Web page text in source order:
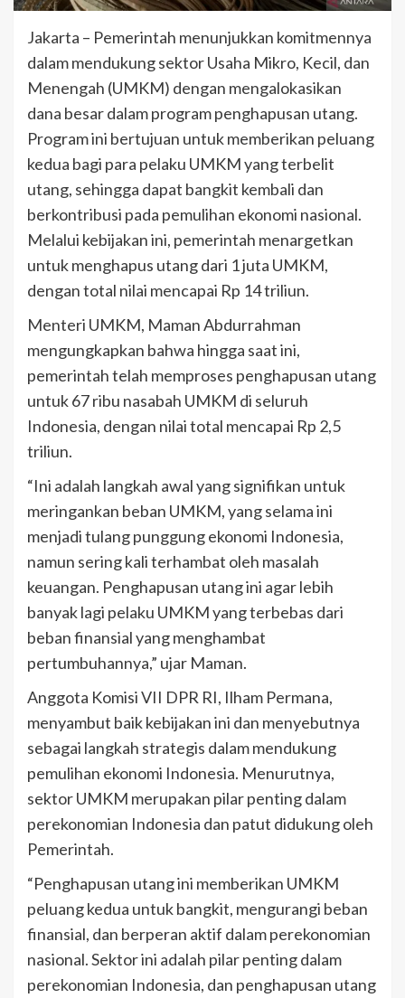
Jakarta – Pemerintah menunjukkan komitmennya
dalam mendukung sektor Usaha Mikro, Kecil, dan
Menengah (UMKM) dengan mengalokasikan
dana besar dalam program penghapusan utang.
Program ini bertujuan untuk memberikan peluang
kedua bagi para pelaku UMKM yang terbelit
utang, sehingga dapat bangkit kembali dan
berkontribusi pada pemulihan ekonomi nasional.
Melalui kebijakan ini, pemerintah menargetkan
untuk menghapus utang dari 1 juta UMKM,
dengan total nilai mencapai Rp 14 triliun.
Menteri UMKM, Maman Abdurrahman
mengungkapkan bahwa hingga saat ini,
pemerintah telah memproses penghapusan utang
untuk 67 ribu nasabah UMKM di seluruh
Indonesia, dengan nilai total mencapai Rp 2,5
triliun.
“Ini adalah langkah awal yang signifikan untuk
meringankan beban UMKM, yang selama ini
menjadi tulang punggung ekonomi Indonesia,
namun sering kali terhambat oleh masalah
keuangan. Penghapusan utang ini agar lebih
banyak lagi pelaku UMKM yang terbebas dari
beban finansial yang menghambat
pertumbuhannya,” ujar Maman.
Anggota Komisi VII DPR RI, Ilham Permana,
menyambut baik kebijakan ini dan menyebutnya
sebagai langkah strategis dalam mendukung
pemulihan ekonomi Indonesia. Menurutnya,
sektor UMKM merupakan pilar penting dalam
perekonomian Indonesia dan patut didukung oleh
Pemerintah.
“Penghapusan utang ini memberikan UMKM
peluang kedua untuk bangkit, mengurangi beban
finansial, dan berperan aktif dalam perekonomian
nasional. Sektor ini adalah pilar penting dalam
perekonomian Indonesia, dan penghapusan utang